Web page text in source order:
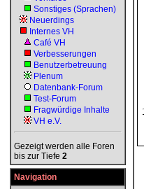
Sonstiges (Sprachen)
Neuerdings
Internes VH
Café VH
Verbesserungen
Benutzerbetreuung
Plenum
Datenbank-Forum
Test-Forum
Fragwürdige Inhalte
VH e.V.
Gezeigt werden alle Foren
bis zur Tiefe 2
Navigation